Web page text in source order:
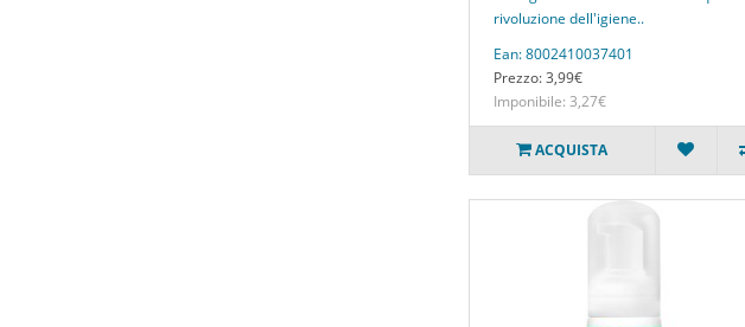
rivoluzione dell'igiene..
Ean: 8002410037401
Prezzo: 3,99€
Imponibile: 3,27€
ACQUISTA